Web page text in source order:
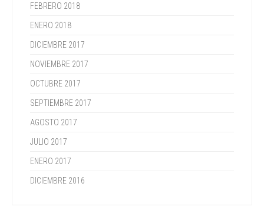
FEBRERO 2018
ENERO 2018
DICIEMBRE 2017
NOVIEMBRE 2017
OCTUBRE 2017
SEPTIEMBRE 2017
AGOSTO 2017
JULIO 2017
ENERO 2017
DICIEMBRE 2016